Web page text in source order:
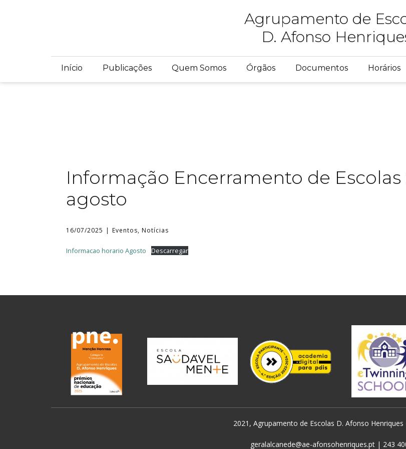
Agrupamento de
D. Afonso
Início Publicações Quem Somos Órgãos Documentos Horários
Informação Encerramento de Escolas
agosto
16/07/2025 Eventos, Notícias
Informacao horario Agosto Descarregar
2021, Agrupamento de Escolas D. Afonso Henriques
geralalcanede@ae-afonsohenriques.pt | 243